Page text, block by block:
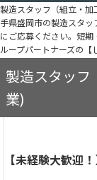
製造スタッフ（組立・
手県盛岡市の製造スタ
にご応募ください。短
ループパートナーズの【
製造スタッフ
業)
【未経験大歓迎